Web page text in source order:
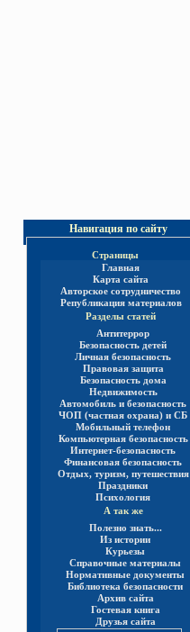
Навигация по сайту
Страницы
Главная
Карта сайта
Авторское сотрудничество
Републикация материалов
Разделы статей
Антитеррор
Безопасность детей
Личная безопасность
Правовая защита
Безопасность дома
Недвижимость
Автомобиль и безопасность
ЧОП (частная охрана) и СБ
Мобильный телефон
Компьютерная безопасность
Интернет-безопасность
Финансовая безопасность
Отдых, туризм, путешествия
Праздники
Психология
А так же
Полезно знать...
Из истории
Курьезы
Справочные материалы
Нормативные документы
Библиотека безопасности
Архив сайта
Гостевая книга
Друзья сайта